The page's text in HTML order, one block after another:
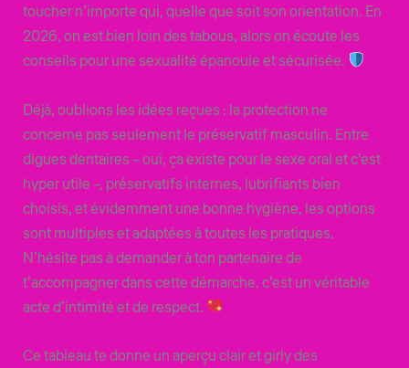
toucher n’importe qui, quelle que soit son orientation. En
2026, on est bien loin des tabous, alors on écoute les
conseils pour une sexualité épanouie et sécurisée.
Déjà, oublions les idées reçues : la protection ne
concerne pas seulement le préservatif masculin. Entre
digues dentaires – oui, ça existe pour le sexe oral et c’est
hyper utile –, préservatifs internes, lubrifiants bien
choisis, et évidemment une bonne hygiène, les options
sont multiples et adaptées à toutes les pratiques.
N’hésite pas à demander à ton partenaire de
t’accompagner dans cette démarche, c’est un véritable
acte d’intimité et de respect.
Ce tableau te donne un aperçu clair et girly des